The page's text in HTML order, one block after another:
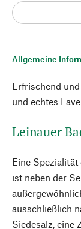
Allgemeine
Erfrischend
und echtes
Leinauer
Eine
ist neben der
ausschließlich
Siedesalz, eine